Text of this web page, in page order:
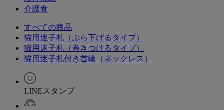
介護食
すべての商品
猫用迷子札（ぶら下げるタイプ）
猫用迷子札（巻きつけるタイプ）
猫用迷子札付き首輪（ネックレス）
LINEスタンプ